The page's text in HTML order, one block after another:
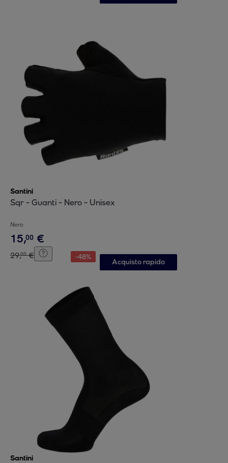
Santini
Sqr - Guanti - Nero - Unisex
Nero
15,00 €
29,00 € -48%
Acquisto rapido
Santini